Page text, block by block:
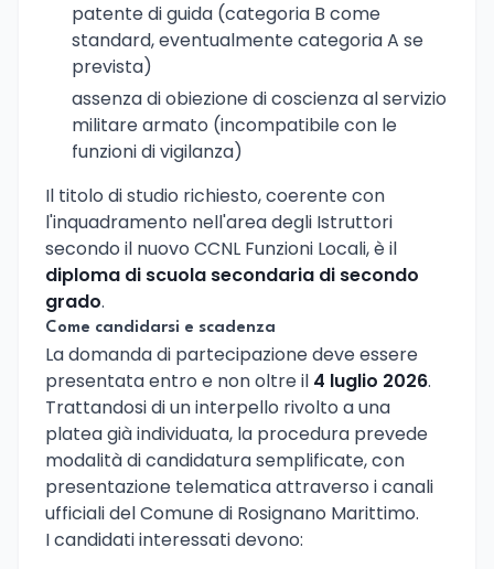
patente di guida (categoria B come
standard, eventualmente categoria A se
prevista)
assenza di obiezione di coscienza al servizio
militare armato (incompatibile con le
funzioni di vigilanza)
Il titolo di studio richiesto, coerente con
l'inquadramento nell'area degli Istruttori
secondo il nuovo CCNL Funzioni Locali, è il
diploma di scuola secondaria di secondo
grado.
Come candidarsi e scadenza
La domanda di partecipazione deve essere
presentata entro e non oltre il 4 luglio 2026.
Trattandosi di un interpello rivolto a una
platea già individuata, la procedura prevede
modalità di candidatura semplificate, con
presentazione telematica attraverso i canali
ufficiali del Comune di Rosignano Marittimo.
I candidati interessati devono: